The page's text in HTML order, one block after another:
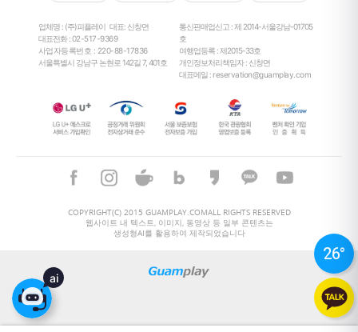
업체명 : (주)피플레이
대표: 신창면
대표전화 :02-517-9369
사업자등록번호 : 220-88-17836
서울특별시 강남구 논현로 142길 7, 401호
통신판매업신고 : 제 2014-서울강남-01705
호
여행업등록 : 제2015-33호
개인정보처리책임자 : 신창면
대표메일 :reservation@guamplay.com
COPYRIGHT(C) 2015 GUAMPLAY.COMALL RIGHTS RESERVED
웹사이트 내 텍스트, 이미지, 동영상 등 일부 콘텐츠는
생성형AI를 활용하여 제작되었습니다
26
ai